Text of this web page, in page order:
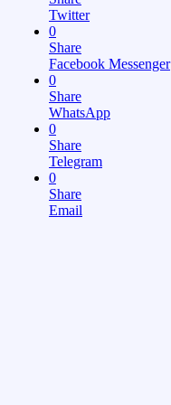
Twitter
0
Share
Facebook Messenger
0
Share
WhatsApp
0
Share
Telegram
0
Share
Email